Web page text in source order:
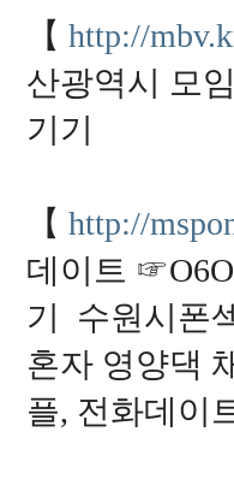
【 http://
산광역시 모
기기
【 http://
데이트
기 수원시폰
혼자 영양댁
플, 전화데이